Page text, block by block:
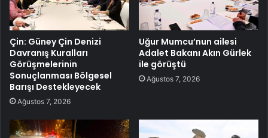
Çin: Güney Çin Denizi
Davranış Kuralları
Görüşmelerinin
Sonuçlanması Bölgesel
Barışı Destekleyecek
Ağustos 7, 2026
Uğur Mumcu’nun ailesi
Adalet Bakanı Akın Gürlek
ile görüştü
Ağustos 7, 2026